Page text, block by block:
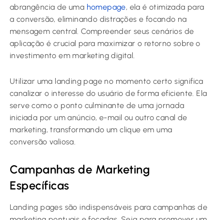
abrangência de uma homepage, ela é otimizada para
a conversão, eliminando distrações e focando na
mensagem central. Compreender seus cenários de
aplicação é crucial para maximizar o retorno sobre o
investimento em marketing digital.
Utilizar uma landing page no momento certo significa
canalizar o interesse do usuário de forma eficiente. Ela
serve como o ponto culminante de uma jornada
iniciada por um anúncio, e-mail ou outro canal de
marketing, transformando um clique em uma
conversão valiosa.
Campanhas de Marketing
Específicas
Landing pages são indispensáveis para campanhas de